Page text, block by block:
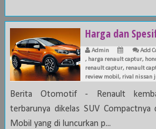
Harga dan
Admin Add
, harga renault captur,
renault captur, renault
review mobil , rival nissan
Berita Otomotif - Renault
terbarunya dikelas SUV Compactnya
Mobil yang di luncurkan p...